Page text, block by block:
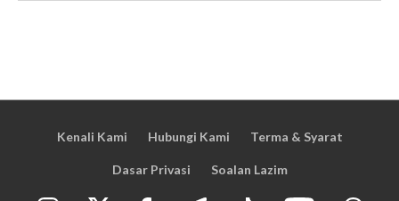
Kenali Kami Hubungi Kami Terma & Syarat
Dasar Privasi Soalan Lazim